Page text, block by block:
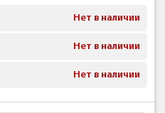
Нет в наличии
Нет в наличии
Нет в наличии